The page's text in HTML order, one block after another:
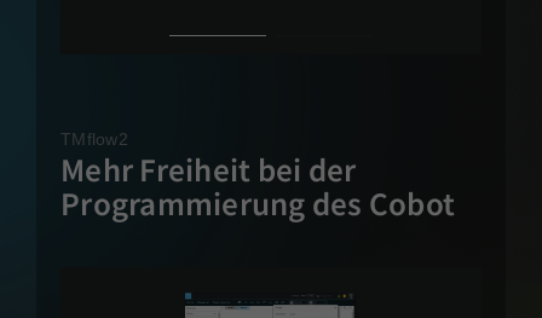
TMflow2
Mehr Freiheit bei der
Programmierung des Cobot